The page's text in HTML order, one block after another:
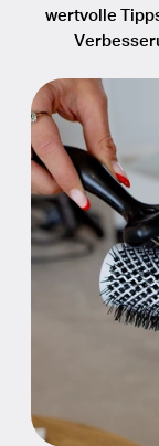
Share the Pink
Bamboo Touch
Scheren
Barberline
Accessoires
wertvolle